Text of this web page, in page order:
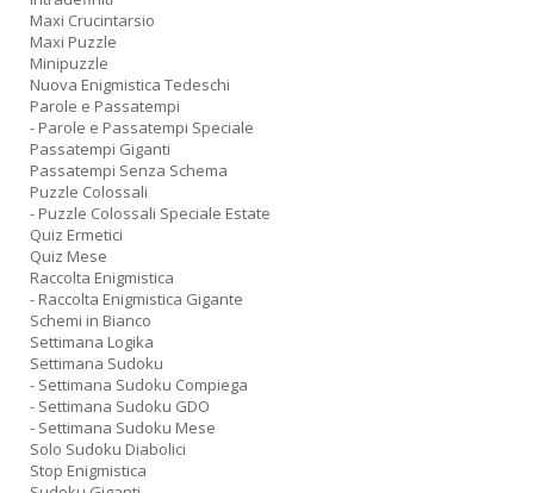
Maxi Crucintarsio
Maxi Puzzle
Minipuzzle
Nuova Enigmistica Tedeschi
Parole e Passatempi
- Parole e Passatempi Speciale
Passatempi Giganti
Passatempi Senza Schema
Puzzle Colossali
- Puzzle Colossali Speciale Estate
Quiz Ermetici
Quiz Mese
Raccolta Enigmistica
- Raccolta Enigmistica Gigante
Schemi in Bianco
Settimana Logika
Settimana Sudoku
- Settimana Sudoku Compiega
- Settimana Sudoku GDO
- Settimana Sudoku Mese
Solo Sudoku Diabolici
Stop Enigmistica